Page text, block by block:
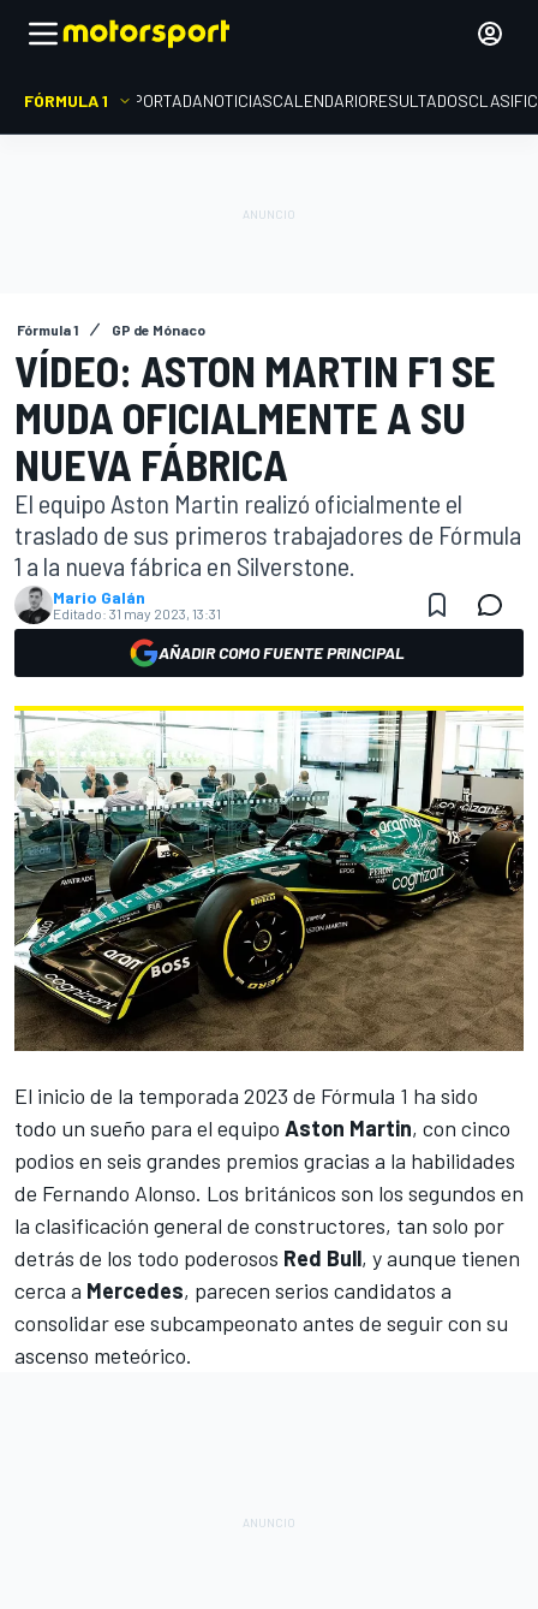
FÓRMULA 1 PORTADANOTICIASCALENDARIORESULTADOS
Fórmula 1 GP de Mónaco
VÍDEO: ASTON MARTIN F1 SE
MUDA OFICIALMENTE A SU
NUEVA FÁBRICA
El equipo Aston Martin realizó oficialmente el
traslado de sus primeros trabajadores de Fórmula
1 a la nueva fábrica en Silverstone.
Mario Galán
Editado: 31 may 2023, 13:31
AÑADIR COMO FUENTE PRINCIPAL
El inicio de la temporada 2023 de Fórmula 1 ha sido
todo un sueño para el equipo Aston Martin, con cinco
podios en seis grandes premios gracias a la habilidades
de Fernando Alonso. Los británicos son los segundos en
la clasificación general de constructores, tan solo por
detrás de los todo poderosos Red Bull, y aunque tienen
cerca a Mercedes, parecen serios candidatos a
consolidar ese subcampeonato antes de seguir con su
ascenso meteórico.